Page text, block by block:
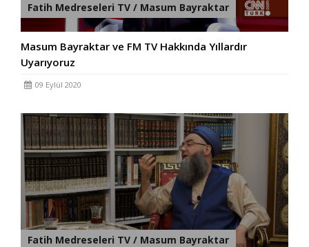
Fatih Medreseleri TV / Masum Bayraktar
Masum Bayraktar ve FM TV Hakkında Yıllardır
Uyarıyoruz
09 Eylül 2020
Fatih Medreseleri TV / Masum Bayraktar